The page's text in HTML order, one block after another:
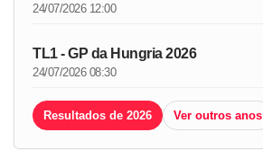
24/07/2026 12:00
TL1 - GP da Hungria 2026
24/07/2026 08:30
Resultados de 2026 Ver outros anos